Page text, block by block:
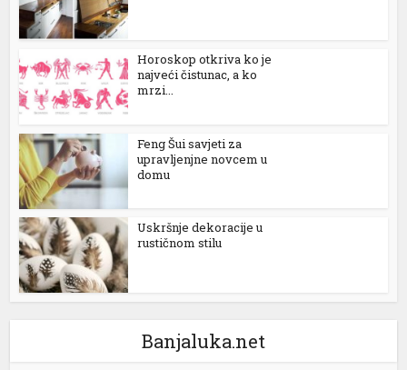
Horoskop otkriva ko je
najveći čistunac, a ko
mrzi...
Feng Šui savjeti za
upravljenjne novcem u
domu
Uskršnje dekoracije u
rustičnom stilu
Banjaluka.net